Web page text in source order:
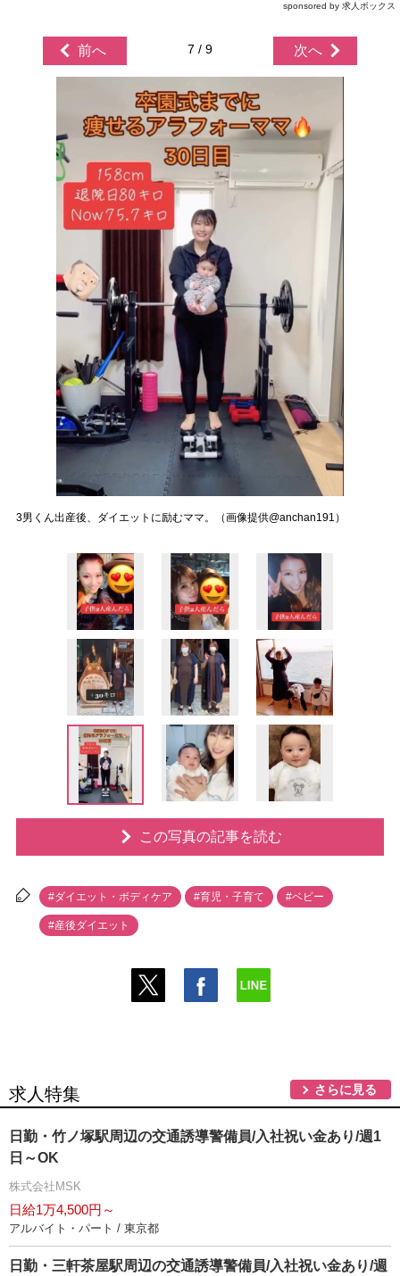
sponsored by 求人ボックス
前へ 7 / 9 次へ
3男くん出産後、ダイエットに励むママ。（画像提供@anchan191）
この写真の記事を読む
#ダイエット・ボディケア #育児・子育て #ベビー
#産後ダイエット
求人特集 さらに見る
日勤・竹ノ塚駅周辺の交通誘導警備員/入社祝い金あり/週1
日～OK
株式会社MSK
日給1万4,500円～
アルバイト・パート / 東京都
日勤・三軒茶屋駅周辺の交通誘導警備員/入社祝い金あり/週